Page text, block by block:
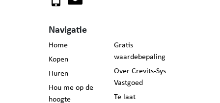
Navigatie
Home
Kopen
Huren
Hou me op de
hoogte
Gratis
waardebepaling
Over Crevits-Sys
Vastgoed
Te laat